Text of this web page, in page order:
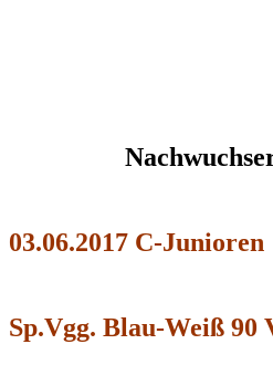
03.06.2017 C-Junioren
Sp.Vgg. Blau-Weiß 90